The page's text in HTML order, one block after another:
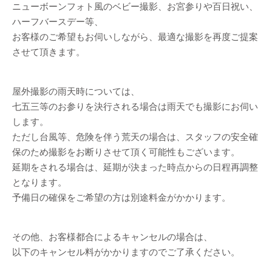
ニューボーンフォト風のベビー撮影、お宮参りや百日祝い、
ハーフバースデー等、
お客様のご希望もお伺いしながら、最適な撮影を再度ご提案
させて頂きます。
屋外撮影の雨天時については、
七五三等のお参りを決行される場合は雨天でも撮影にお伺い
します。
ただし台風等、危険を伴う荒天の場合は、スタッフの安全確
保のため撮影をお断りさせて頂く可能性もございます。
延期をされる場合は、延期が決まった時点からの日程再調整
となります。
予備日の確保をご希望の方は別途料金がかかります。
その他、お客様都合によるキャンセルの場合は、
以下のキャンセル料がかかりますのでご了承ください。